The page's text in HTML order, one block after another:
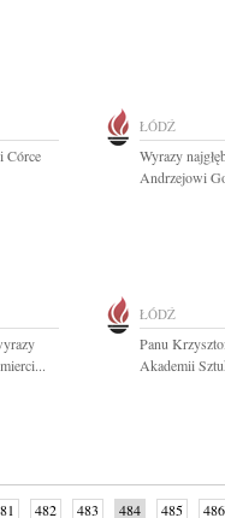
Córce
ŁÓDŹ
Wyrazy
Andrzejowi
ŁÓDŹ
Panu
Akademii
482 483 484 485 486